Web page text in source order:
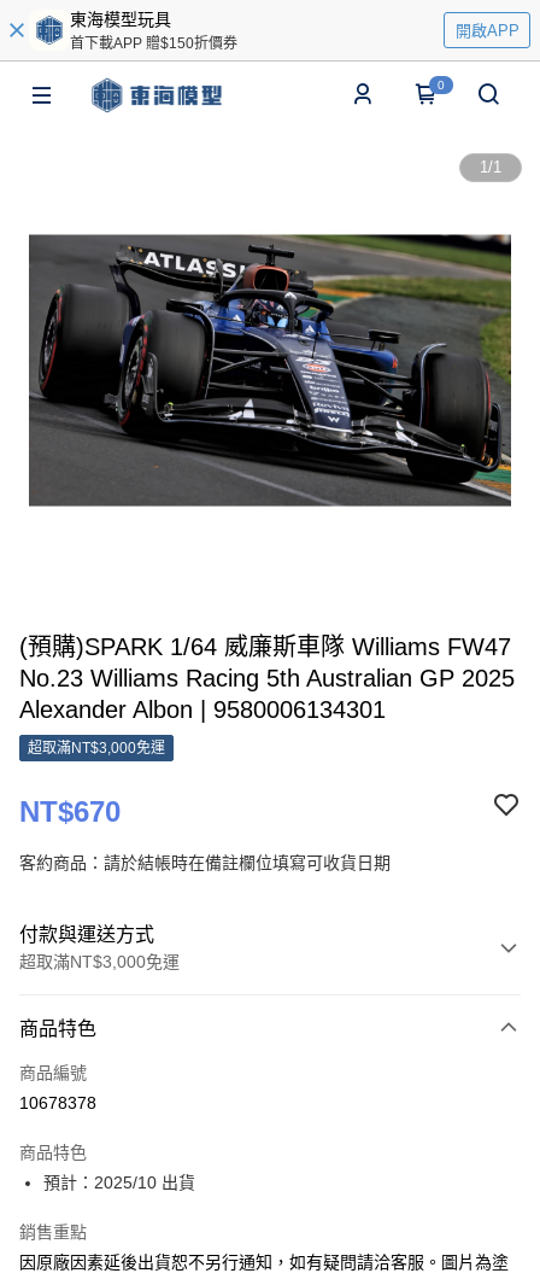
東海模型玩具
首下載APP 贈$150折價券
開啟APP
0
1/1
(預購)SPARK 1/64 威廉斯車隊 Williams FW47
No.23 Williams Racing 5th Australian GP 2025
Alexander Albon | 9580006134301
超取滿NT$3,000免運
NT$670
客約商品：請於結帳時在備註欄位填寫可收貨日期
付款與運送方式
超取滿NT$3,000免運
信用卡一次付款
超商取貨付款
Google Pay
全盈+PAY
大哥付你分期
商品特色
商品編號
10678378
商品特色
預計：2025/10 出貨
銷售重點
因原廠因素延後出貨恕不另行通知，如有疑問請洽客服。圖片為塗